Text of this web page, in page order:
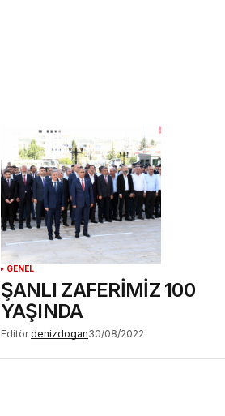
GENEL
ŞANLI ZAFERİMİZ 100
YAŞINDA
Editör denizdogan30/08/2022